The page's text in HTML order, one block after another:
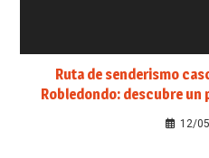
Ruta de senderismo
Robledondo: descubre un
12/